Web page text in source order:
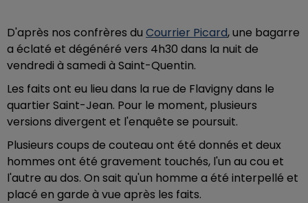
D'après nos confrères du Courrier Picard, une bagarre
a éclaté et dégénéré vers 4h30 dans la nuit de
vendredi à samedi à Saint-Quentin.
Les faits ont eu lieu dans la rue de Flavigny dans le
quartier Saint-Jean. Pour le moment, plusieurs
versions divergent et l'enquête se poursuit.
Plusieurs coups de couteau ont été donnés et deux
hommes ont été gravement touchés, l'un au cou et
l'autre au dos. On sait qu'un homme a été interpellé et
placé en garde à vue après les faits.